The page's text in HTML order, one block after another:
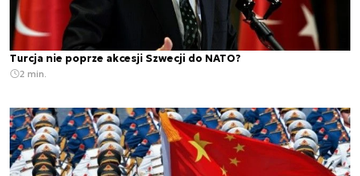
Turcja nie poprze akcesji Szwecji do NATO?
2 min.